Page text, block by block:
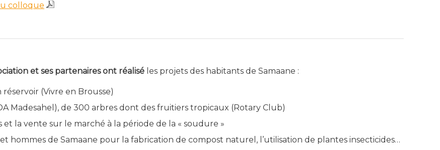
colloque
et ses partenaires ont réalisé les projets des habitants de Samaane :
(Vivre en Brousse)
Madesahel), de 300 arbres dont des fruitiers tropicaux (Rotary Club)
la vente sur le marché à la période de la « soudure »
hommes de Samaane pour la fabrication de compost naturel, l’utilisation de plantes insecticides…